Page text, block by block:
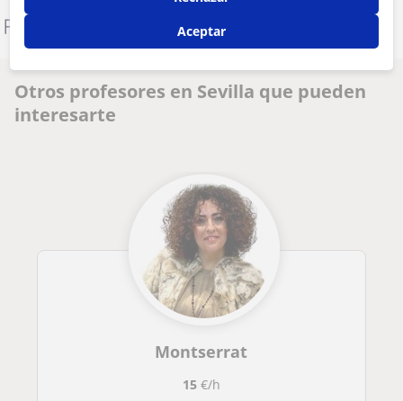
Otros profesores en Sevilla que pueden
interesarte
Montserrat
15€/h
Aceptar